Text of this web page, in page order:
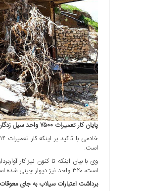
پایان کار تعمیرات ۷۵۰۰ واحد سیل زدگان
است.
است، ۳۲۰ واحد نیز دیوار چینی شده است.
برداشت اعتبارات سیلاب به جای